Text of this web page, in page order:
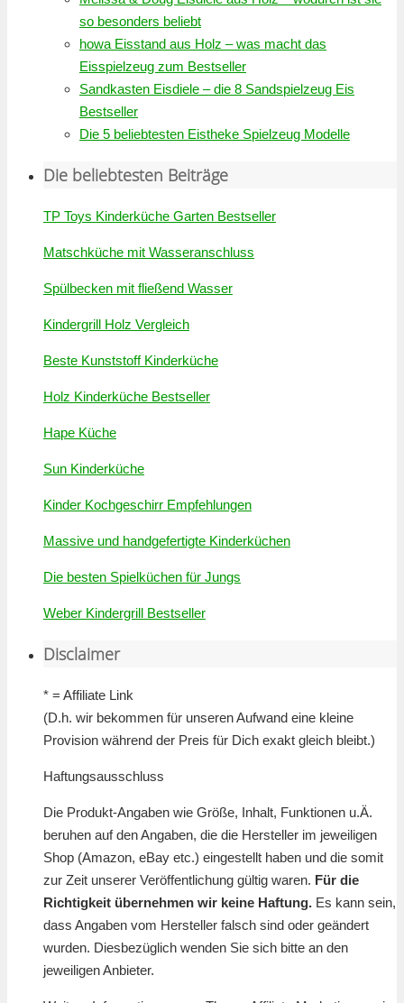
so besonders beliebt
howa Eisstand aus Holz – was macht das
Eisspielzeug zum Bestseller
Sandkasten Eisdiele – die 8 Sandspielzeug Eis
Bestseller
Die 5 beliebtesten Eistheke Spielzeug Modelle
Die beliebtesten Beiträge
TP Toys Kinderküche Garten Bestseller
Matschküche mit Wasseranschluss
Spülbecken mit fließend Wasser
Kindergrill Holz Vergleich
Beste Kunststoff Kinderküche
Holz Kinderküche Bestseller
Hape Küche
Sun Kinderküche
Kinder Kochgeschirr Empfehlungen
Massive und handgefertigte Kinderküchen
Die besten Spielküchen für Jungs
Weber Kindergrill Bestseller
Disclaimer
* = Affiliate Link
(D.h. wir bekommen für unseren Aufwand eine kleine
Provision während der Preis für Dich exakt gleich bleibt.)
Haftungsausschluss
Die Produkt-Angaben wie Größe, Inhalt, Funktionen u.Ä.
beruhen auf den Angaben, die die Hersteller im jeweiligen
Shop (Amazon, eBay etc.) eingestellt haben und die somit
zur Zeit unserer Veröffentlichung gültig waren. Für die
Richtigkeit übernehmen wir keine Haftung. Es kann sein,
dass Angaben vom Hersteller falsch sind oder geändert
wurden. Diesbezüglich wenden Sie sich bitte an den
jeweiligen Anbieter.